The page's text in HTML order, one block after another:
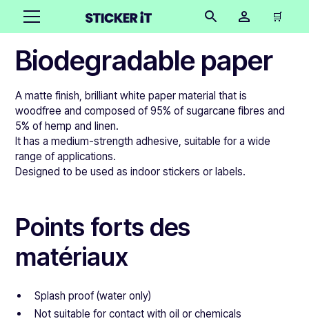
🛒
Biodegradable paper
A matte finish, brilliant white paper material that is
woodfree and composed of 95% of sugarcane fibres and
5% of hemp and linen.
It has a medium-strength adhesive, suitable for a wide
range of applications.
Designed to be used as indoor stickers or labels.
Points forts des
matériaux
Splash proof (water only)
Not suitable for contact with oil or chemicals